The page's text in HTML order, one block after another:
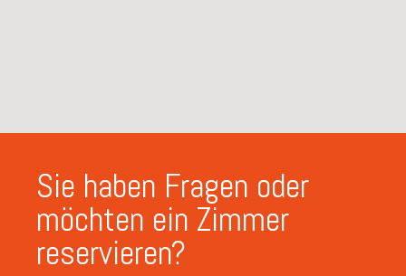
Sie haben Fragen oder
möchten ein Zimmer
reservieren?